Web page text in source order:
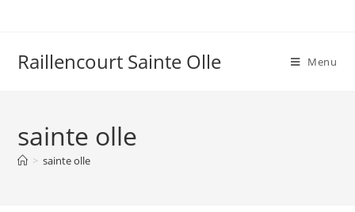
Raillencourt Sainte Olle Menu
sainte olle
> sainte olle